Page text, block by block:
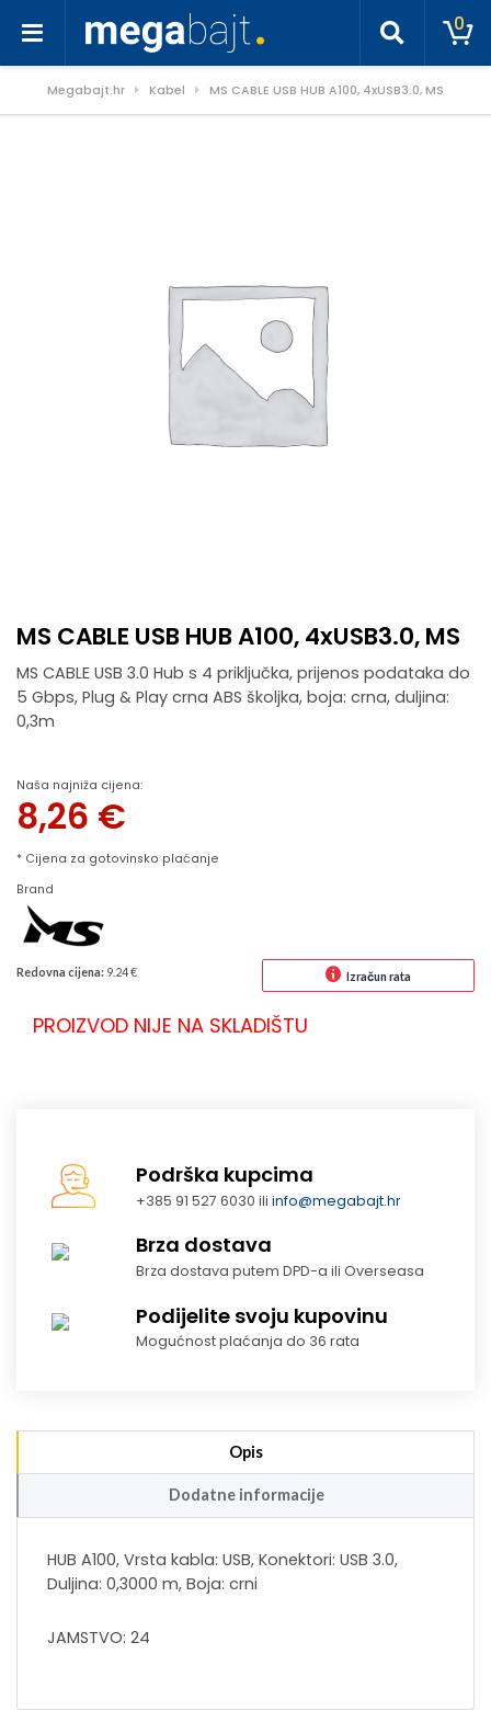
0
Megabajt.hr Kabel MS CABLE USB HUB A100, 4xUSB3.0, MS
MS CABLE USB HUB A100, 4xUSB3.0, MS
MS CABLE USB 3.0 Hub s 4 priključka, prijenos podataka do
5 Gbps, Plug & Play crna ABS školjka, boja: crna, duljina:
0,3m
Naša najniža cijena:
8,26 €
* Cijena za gotovinsko plaćanje
Brand
Redovna cijena: 9.24 € Izračun rata
PROIZVOD NIJE NA SKLADIŠTU
Podrška kupcima
+385 91 527 6030 iliinfo@megabajt.hr
Brza dostava
Brza dostava putem DPD-a ili Overseasa
Podijelite svoju kupovinu
Mogućnost plaćanja do 36 rata
Opis
Dodatne informacije
HUB A100, Vrsta kabla: USB, Konektori: USB 3.0,
Duljina: 0,3000 m, Boja: crni
JAMSTVO: 24